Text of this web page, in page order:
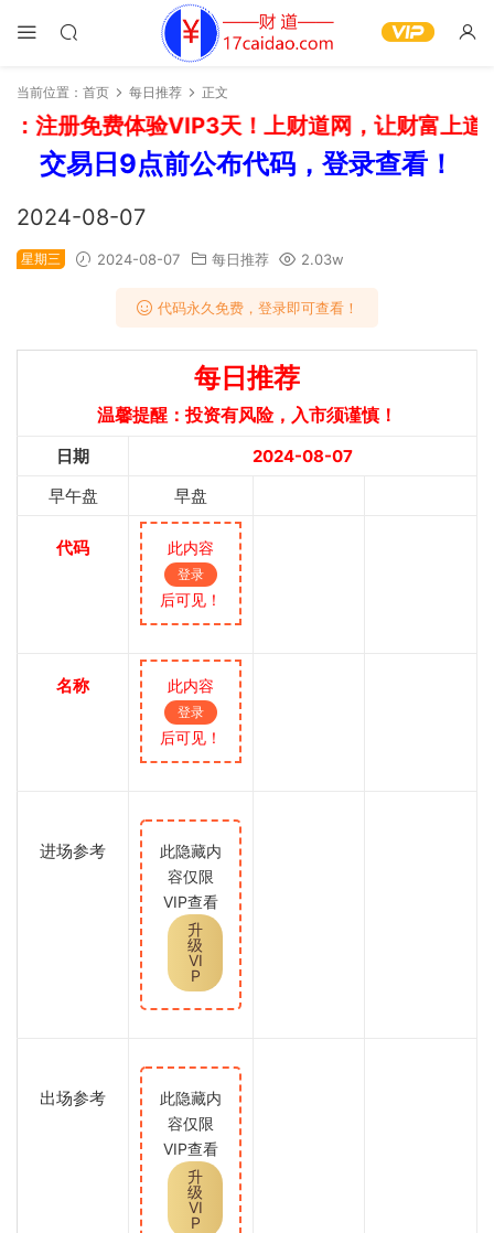
当前位置： 首页 每日推荐 正文
注册免费体验VIP3天！上财道网，让财富上道
交易日9点前公布代码，登录查看！
2024-08-07
星期三 2024-08-07 每日推荐 2.03w
代码永久免费，登录即可查看！
每日推荐
温馨提醒：投资有风险，入市须谨慎！
日期
2024-08-07
早午盘
早盘
代码 此内容
登录
后可见！
名称 此内容
登录
后可见！
进场参考
此隐藏内
容仅限
VIP查看
升
级
VI
P
出场参考
此隐藏内
容仅限
VIP查看
升
级
VI
P